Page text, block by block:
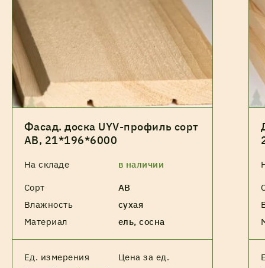
Фасад. доска UYV-профиль сорт
АВ, 21*196*6000
На складе в наличии
Сорт
АВ
Влажность
сухая
Материал
ель, сосна
Ед. измерения Цена за ед.